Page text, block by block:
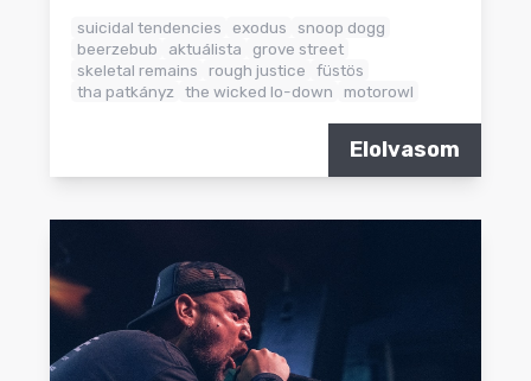
suicidal tendencies exodus
snoop dogg
beerzebub
aktuálista
grove street
skeletal remains
rough justice
füstös
tha patkányz the wicked lo-down motorowl
Elolvasom